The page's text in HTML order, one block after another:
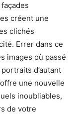
créent une
clichés
Errer dans ce
images où passé
d’autant
une nouvelle
inoubliables,
de votre